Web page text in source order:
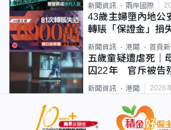
新聞資訊 兩岸國際
43歲主婦墮內地
轉賬「保證金」損
新聞資訊 港聞 首頁新
五歲童疑遭虐死｜
囚22年 官斥被告
新聞資訊 港聞 2026